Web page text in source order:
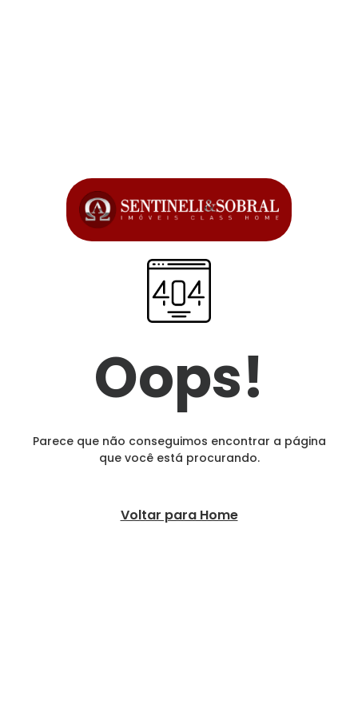
Oops!
Parece que não conseguimos encontrar a página
que você está procurando.
Voltar para Home